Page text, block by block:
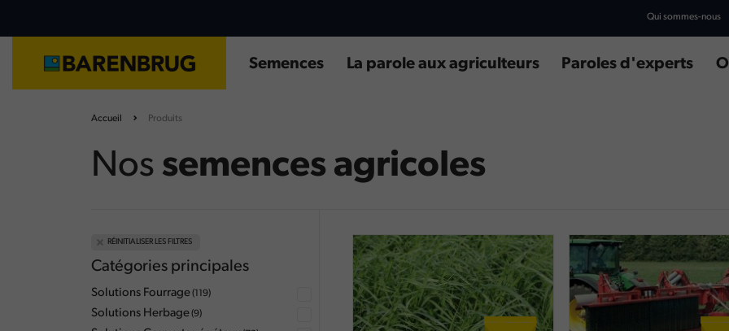
principal
Qui sommes-nous
Semences La parole aux agriculteurs Paroles d'experts
Solutions herbage
Solutions couverts végétaux
Diagnostic prairie
Fertilisation des prairies
Accueil Produits
Nos semences agricoles
RÉINITIALISER LES FILTRES
Catégories principales
Solutions Fourrage(119)
Solutions Herbage(9)